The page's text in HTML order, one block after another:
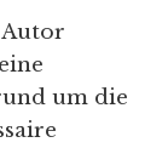
um die